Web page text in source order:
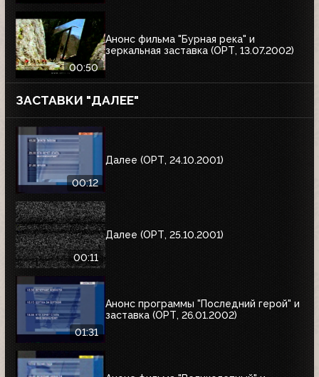
00:50
Анонс фильма "Бурная река" и
зеркальная заставка (ОРТ, 13.07.2002)
ЗАСТАВКИ "ДАЛЕЕ"
00:12
Далее (ОРТ, 24.10.2001)
00:11
Далее (ОРТ, 25.10.2001)
01:31
Анонс программы "Последний герой" и
заставка (ОРТ, 26.01.2002)